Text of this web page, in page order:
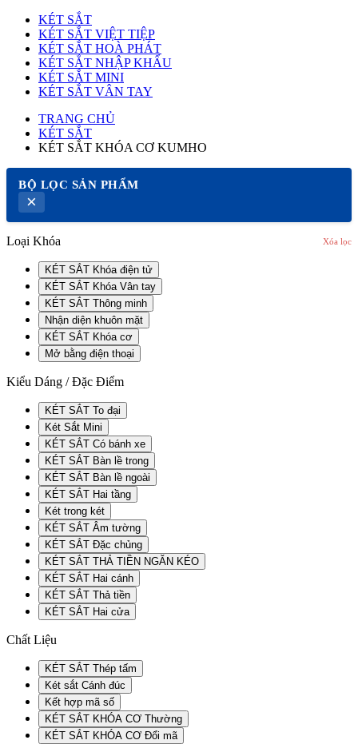
KÉT SẮT
KÉT SẮT VIỆT TIỆP
KÉT SẮT HOÀ PHÁT
KÉT SẮT NHẬP KHẨU
KÉT SẮT MINI
KÉT SẮT VÂN TAY
TRANG CHỦ
KÉT SẮT
KÉT SẮT KHÓA CƠ KUMHO
BỘ LỌC SẢN PHẨM
×
Loại Khóa Xóa lọc
KÉT SẮT Khóa điện tử
KÉT SẮT Khóa Vân tay
KÉT SẮT Thông minh
Nhận diện khuôn mặt
KÉT SẮT Khóa cơ
Mở bằng điện thoại
Kiểu Dáng / Đặc Điểm
KÉT SẮT To đại
Két Sắt Mini
KÉT SẮT Có bánh xe
KÉT SẮT Bàn lề trong
KÉT SẮT Bàn lề ngoài
KÉT SẮT Hai tầng
Két trong két
KÉT SẮT Âm tường
KÉT SẮT Đặc chủng
KÉT SẮT THẢ TIỀN NGĂN KÉO
KÉT SẮT Hai cánh
KÉT SẮT Thả tiền
KÉT SẮT Hai cửa
Chất Liệu
KÉT SẮT Thép tấm
Két sắt Cánh đúc
Kết hợp mã số
KÉT SẮT KHÓA CƠ Thường
KÉT SẮT KHÓA CƠ Đổi mã